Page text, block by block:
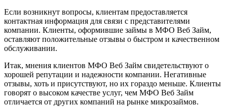
Если возникнут вопросы, клиентам предоставляется
контактная информация для связи с представителями
компании. Клиенты, оформившие займы в МФО Веб Займ,
оставляют положительные отзывы о быстром и качественном
обслуживании.
Итак, мнения клиентов МФО Веб Займ свидетельствуют о
хорошей репутации и надежности компании. Негативные
отзывы, хоть и присутствуют, но их гораздо меньше. Клиенты
говорят о высоком качестве услуг, чем МФО Веб Займ
отличается от других компаний на рынке микрозаймов.